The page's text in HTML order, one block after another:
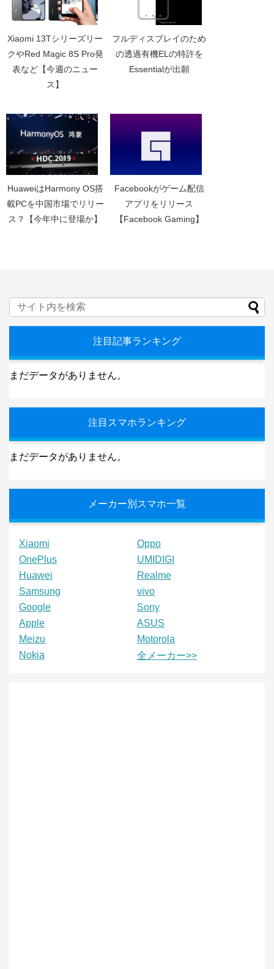
Xiaomi 13Tシリーズリー
クやRed Magic 8S Pro発
表など【今週のニュー
ス】
フルディスプレイのため
の透過有機ELの特許を
Essentialが出願
HuaweiはHarmony OS搭
載PCを中国市場でリリー
ス？【今年中に登場か】
Facebookがゲーム配信
アプリをリリース
【Facebook Gaming】
注目記事ランキング
まだデータがありません。
注目スマホランキング
まだデータがありません。
メーカー別スマホ一覧
Xiaomi
Oppo
OnePlus
UMIDIGI
Huawei
Realme
Samsung
vivo
Google
Sony
Apple
ASUS
Meizu
Motorola
Nokia
全メーカー>>